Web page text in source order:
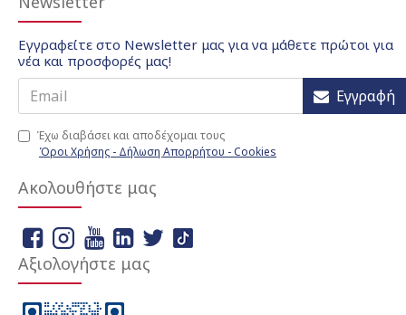
Εγγραφείτε στο Newsletter μας για να μάθετε πρώτοι για
νέα και προσφορές μας!
Εγγραφή
Έχω διαβάσει και αποδέχομαι τους
Όροι Χρήσης - Δήλωση Απορρήτου - Cookies
Ακολουθήστε μας
Αξιολογήστε μας